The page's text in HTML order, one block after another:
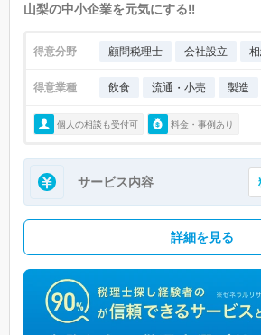
山梨の中小企業を元気にする!!
得意分野 顧問税理士 会社設立
得意業種 飲食 流通・小売 製造
個人の相談も受付可 料金・事例あり
サービス内容
詳細を見る